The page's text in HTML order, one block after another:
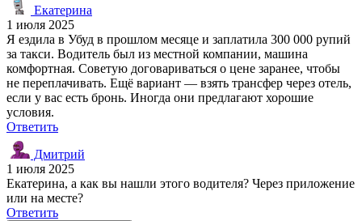
Екатерина
1 июля 2025
Я ездила в Убуд в прошлом месяце и заплатила 300 000 рупий
за такси. Водитель был из местной компании, машина
комфортная. Советую договариваться о цене заранее, чтобы
не переплачивать. Ещё вариант — взять трансфер через отель,
если у вас есть бронь. Иногда они предлагают хорошие
условия.
Ответить
Дмитрий
1 июля 2025
Екатерина, а как вы нашли этого водителя? Через приложение
или на месте?
Ответить